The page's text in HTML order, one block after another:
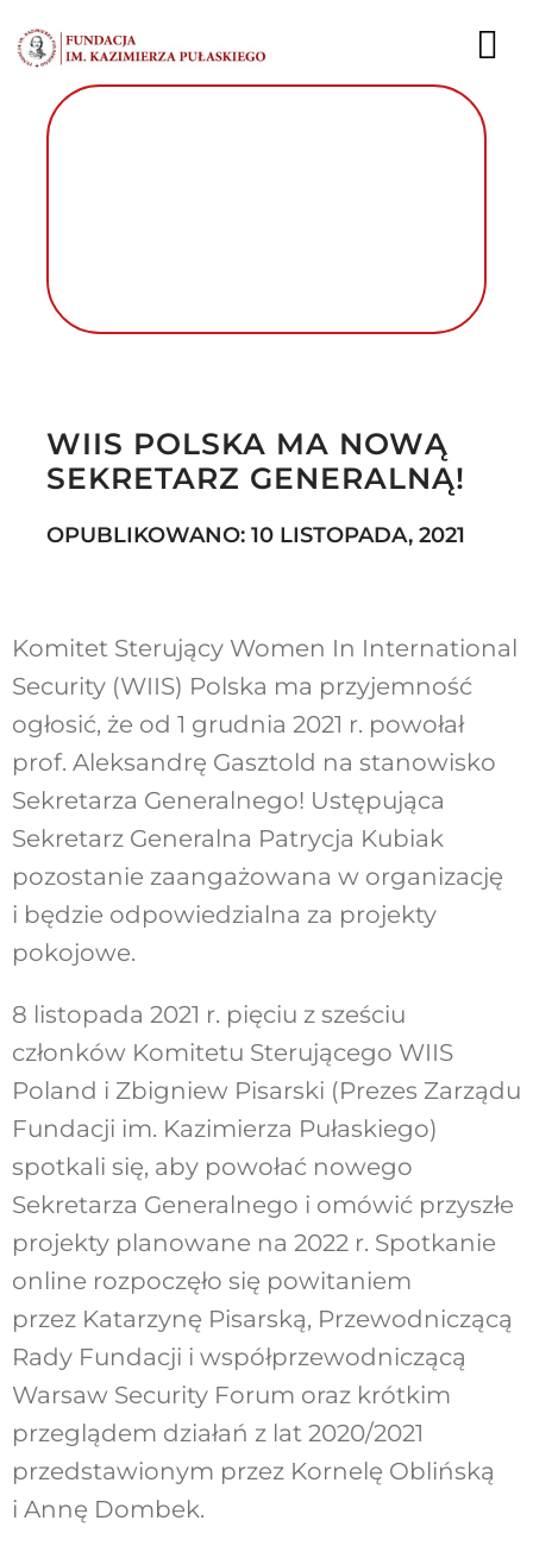
do
zawartości
KARIERA
WIIS POLSKA MA NOWĄ
SEKRETARZ GENERALNĄ!
OPUBLIKOWANO: 10 LISTOPADA, 2021
Komitet Sterujący Women In International
Security (WIIS) Polska ma przyjemność
ogłosić, że od 1 grudnia 2021 r. powołał
prof. Aleksandrę Gasztold na stanowisko
Sekretarza Generalnego! Ustępująca
Sekretarz Generalna Patrycja Kubiak
pozostanie zaangażowana w organizację
i będzie odpowiedzialna za projekty
pokojowe.
8 listopada 2021 r. pięciu z sześciu
członków Komitetu Sterującego WIIS
Poland i Zbigniew Pisarski (Prezes Zarządu
Fundacji im. Kazimierza Pułaskiego)
spotkali się, aby powołać nowego
Sekretarza Generalnego i omówić przyszłe
projekty planowane na 2022 r. Spotkanie
online rozpoczęło się powitaniem
przez Katarzynę Pisarską, Przewodniczącą
Rady Fundacji i współprzewodniczącą
Warsaw Security Forum oraz krótkim
przeglądem działań z lat 2020/2021
przedstawionym przez Kornelę Oblińską
i Annę Dombek.